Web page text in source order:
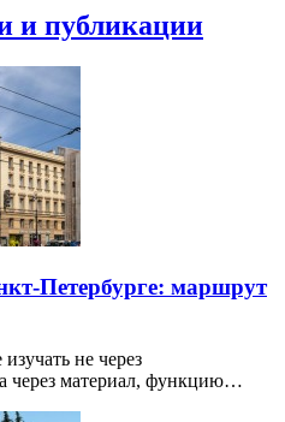
и публикации
Петербурге: маршрут
не через
через материал, функцию…